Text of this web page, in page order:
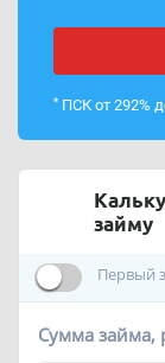
*ПСК от 292%
займу
Первый
Сумма займа,